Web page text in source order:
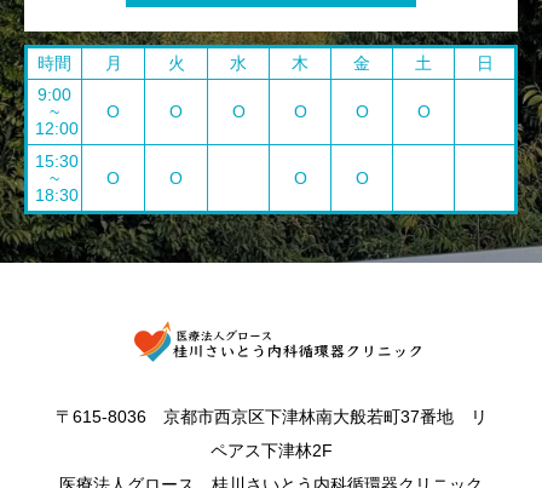
時間 月 火 水 木 金 土
日
9:00
~
12:00
O O O O O O
15:30
~
18:30
O O O O
〒615-8036 京都市西京区下津林南大般若町37番地 リ
ペアス下津林2F